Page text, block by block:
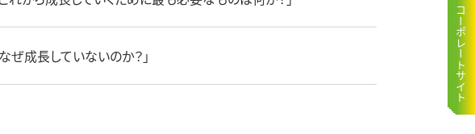
コーポレートサイト
ぜ成長していないのか？」